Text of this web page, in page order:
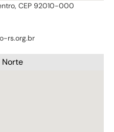
CEP 92010-000
rs.org.br
Norte